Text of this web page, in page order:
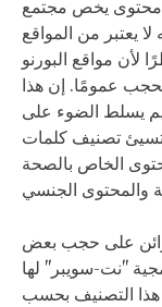
محتوى يخص مجتمع
يعتبر من المواقع
مواقع البورنو
عمومًا. إن هذا
يسلط الضوء على
تسيئ تصنيف كلمات
الخاص بالصحة
على حجب بعض
"نت-سويبر" لها
التصنيف بحسب